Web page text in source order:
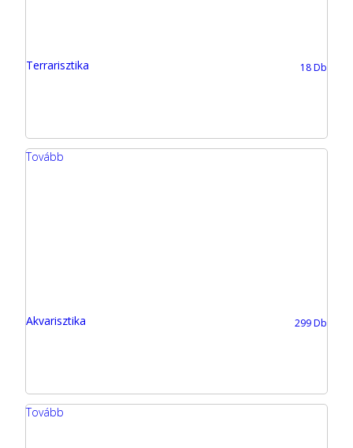
Terrarisztika 18 Db
Tovább
Akvarisztika 299 Db
Tovább